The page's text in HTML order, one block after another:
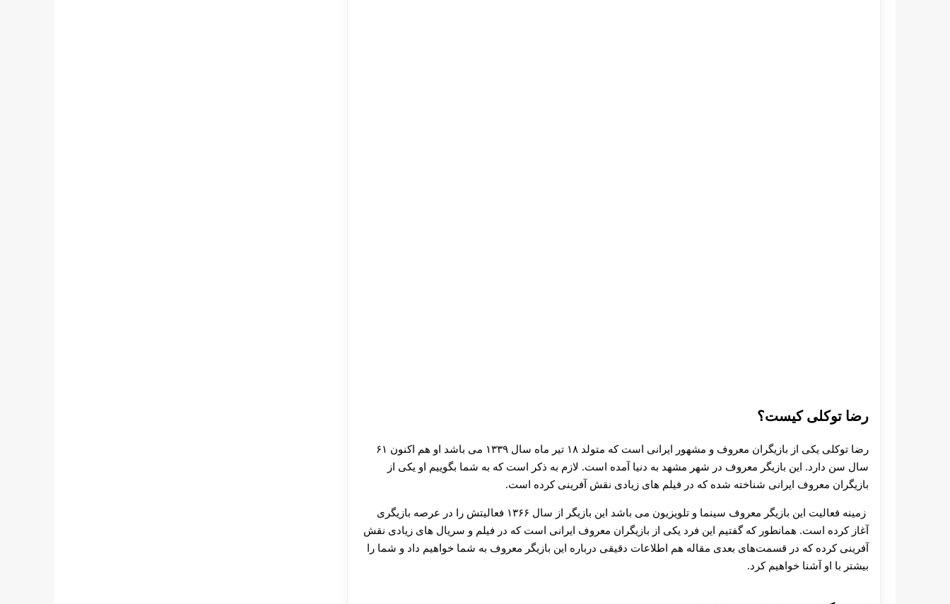
رضا توکلی کیست؟
رضا توکلی یکی از بازیگران معروف و مشهور ایرانی است که متولد ۱۸ تیر ماه سال ۱۳۳۹ می باشد او هم اکنون ۶۱
سال سن دارد. این بازیگر معروف در شهر مشهد به دنیا آمده است. لازم به ذکر است که به شما بگوییم او یکی از
بازیگران معروف ایرانی شناخته شده که در فیلم‌ های زیادی نقش آفرینی کرده است.
زمینه فعالیت این بازیگر معروف سینما و تلویزیون می باشد این بازیگر از سال ۱۳۶۶ فعالیتش را در عرصه بازیگری
آغاز کرده است. همانطور که گفتیم این فرد یکی از بازیگران معروف ایرانی است که در فیلم و سریال های زیادی نقش
آفرینی کرده که در قسمت‌های بعدی مقاله هم اطلاعات دقیقی درباره این بازیگر معروف به شما خواهیم داد و شما را
بیشتر با او آشنا خواهیم کرد.